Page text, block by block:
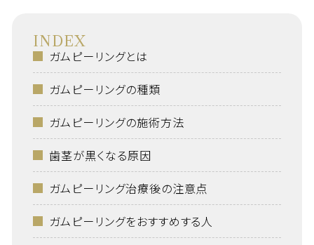
INDEX
ガムピーリングとは
ガムピーリングの種類
ガムピーリングの施術方法
歯茎が黒くなる原因
ガムピーリング治療後の注意点
ガムピーリングをおすすめする人